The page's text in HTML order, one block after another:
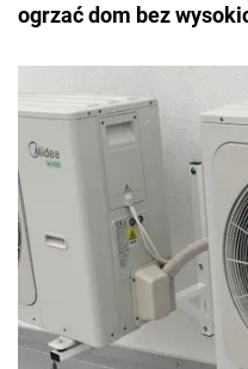
ogrzać dom bez